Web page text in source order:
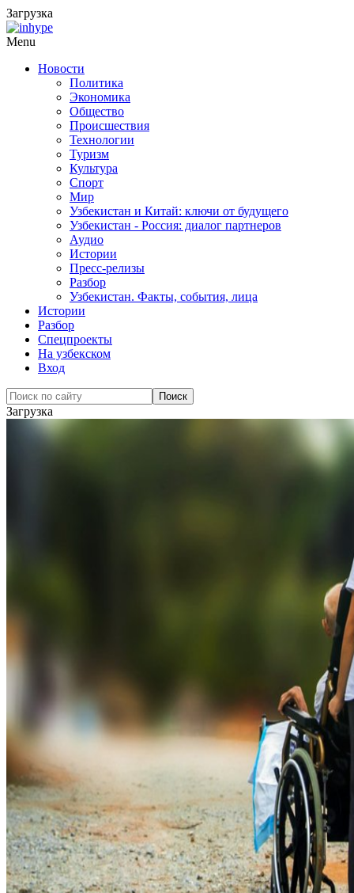
Загрузка
Menu
Новости
Политика
Экономика
Общество
Происшествия
Технологии
Туризм
Культура
Спорт
Мир
Узбекистан и Китай: ключи от будущего
Узбекистан - Россия: диалог партнеров
Аудио
Истории
Пресс-релизы
Разбор
Узбекистан. Факты, события, лица
Истории
Разбор
Спецпроекты
На узбекском
Вход
Загрузка